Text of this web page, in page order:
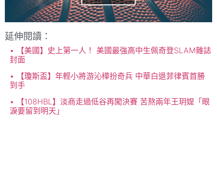
延伸閱讀：
【美國】史上第一人！ 美國最強高中生佩奇登SLAM雜誌
封面
【瓊斯盃】年輕小將游沁樺扮奇兵 中華白退菲律賓首勝
到手
【108HBL】淡商走過低谷再闖決賽 苦熬兩年王玥媞「眼
淚要留到明天」